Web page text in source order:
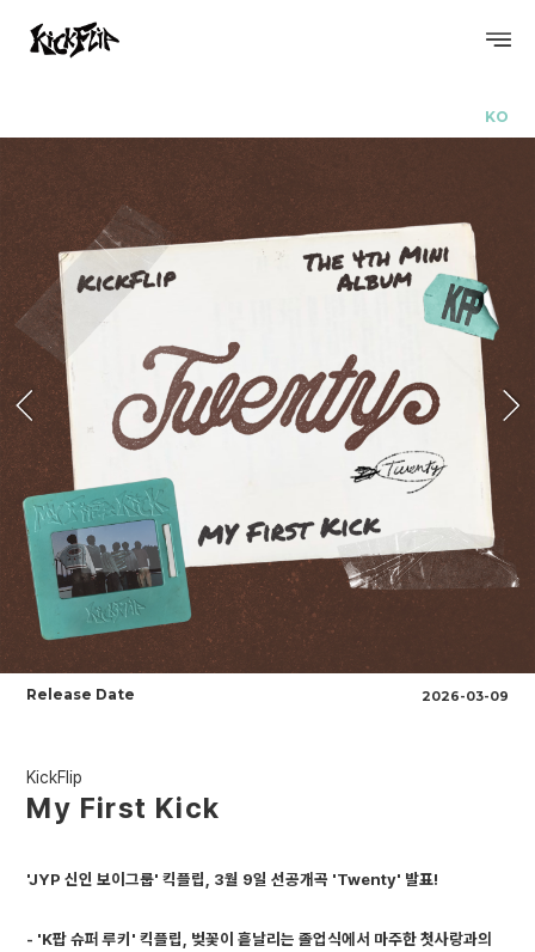
PROFILE
DISCOGRAPHY
GALLERY
VIDEO
SCHEDULE
KO
Release Date 2026-03-09
KickFlip
My First Kick
'JYP 신인 보이그룹' 킥플립, 3월 9일 선공개곡 'Twenty' 발표!
- 'K팝 슈퍼 루키' 킥플립, 벚꽃이 흩날리는 졸업식에서 마주한 첫사랑과의